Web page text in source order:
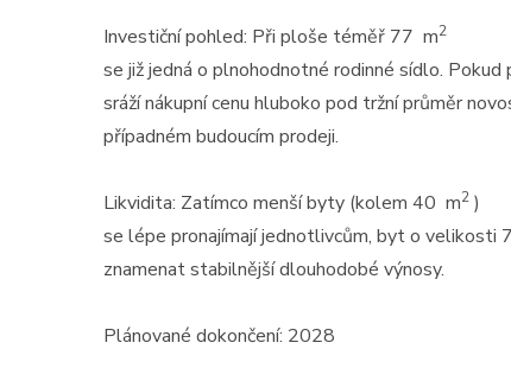
Investiční pohled: Při ploše téměř 77 m2
se již jedná o plnohodnotné rodinné sídlo.
sráží nákupní cenu hluboko pod tržní průměr
případném budoucím prodeji.
Likvidita: Zatímco menší byty (kolem 40 m2 )
se lépe pronajímají jednotlivcům, byt o velikosti
znamenat stabilnější dlouhodobé výnosy.
Plánované dokončení: 2028
Prodej
MODERNÍ